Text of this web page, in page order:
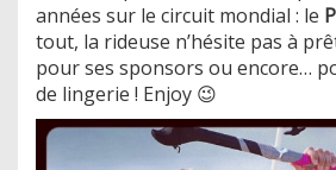
années sur le circuit mondial : le
tout, la rideuse n’hésite pas à
pour ses sponsors ou encore…
de lingerie ! Enjoy 😉